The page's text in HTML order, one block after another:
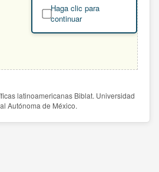
Haga clic para
continuar
latinoamericanas Biblat. Universidad
Autónoma de México.